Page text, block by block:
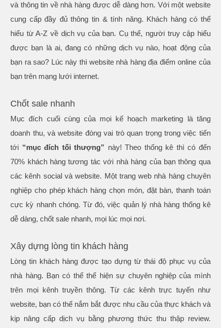
và thông tin về nhà hàng được dễ dàng hơn. Với một website
cung cấp đầy đủ thông tin & tính năng. Khách hàng có thể
hiểu từ A-Z về dịch vụ của bạn. Cụ thể, người truy cập hiểu
được bạn là ai, đang có những dịch vụ nào, hoạt động của
bạn ra sao? Lúc này thì website nhà hàng địa điểm online của
bạn trên mạng lưới internet.
Chốt sale nhanh
Mục đích cuối cùng của mọi kế hoạch marketing là tăng
doanh thu, và website đóng vai trò quan trọng trong việc tiến
tới “mục đích tối thượng” này! Theo thống kê thì có đến
70% khách hàng tương tác với nhà hàng của bạn thông qua
các kênh social và website. Một trang web nhà hàng chuyên
nghiệp cho phép khách hàng chọn món, đặt bàn, thanh toán
cực kỳ nhanh chóng. Từ đó, việc quản lý nhà hàng thống kê
dễ dàng, chốt sale nhanh, mọi lúc mọi nơi.
Xây dựng lòng tin khách hàng
Lòng tin khách hàng được tạo dựng từ thái độ phục vụ của
nhà hàng. Bạn có thể thể hiện sự chuyên nghiệp của mình
trên mọi kênh truyền thông. Từ các kênh trực tuyến như
website, bạn có thể nắm bắt được nhu cầu của thực khách và
kịp nâng cấp dịch vụ bằng phương thức thu thập review.